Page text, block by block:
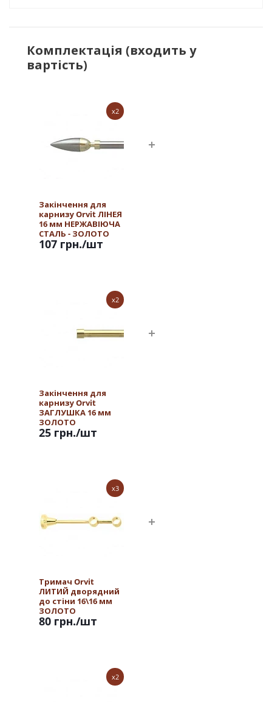
Комплектація (входить у
вартість)
x2
Закінчення для
карнизу Orvit ЛІНЕЯ
16 мм НЕРЖАВІЮЧА
СТАЛЬ - ЗОЛОТО
107 грн./шт
x2
Закінчення для
карнизу Orvit
ЗАГЛУШКА 16 мм
ЗОЛОТО
25 грн./шт
x3
Тримач Orvit
ЛИТИЙ дворядний
до стіни 16\16 мм
ЗОЛОТО
80 грн./шт
x2